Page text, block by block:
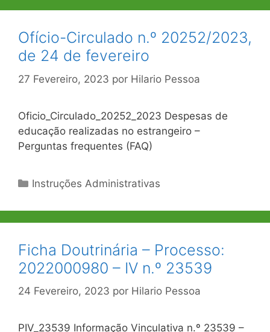
Ofício-Circulado n.º 20252/2023,
de 24 de fevereiro
27 Fevereiro, 2023 por Hilario Pessoa
Oficio_Circulado_20252_2023 Despesas de
educação realizadas no estrangeiro –
Perguntas frequentes (FAQ)
Categorias
Instruções Administrativas
Ficha Doutrinária – Processo:
2022000980 – IV n.º 23539
24 Fevereiro, 2023 por Hilario Pessoa
PIV_23539 Informação Vinculativa n.º 23539 –